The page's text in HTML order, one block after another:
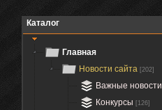
Каталог
Главная
Новости сайта [202]
Важные новости
Конкурсы [126]